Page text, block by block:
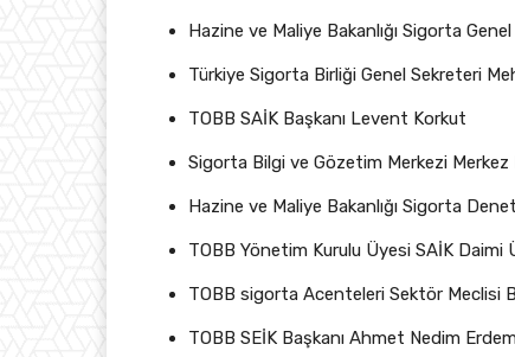
Hazine ve Maliye Bakanlığı Sigorta
Türkiye Sigorta Birliği Genel Sekreteri
TOBB SAİK Başkanı Levent Korkut
Sigorta Bilgi ve Gözetim Merkezi
Hazine ve Maliye Bakanlığı Sigorta
TOBB Yönetim Kurulu Üyesi SAİK Daimi
TOBB sigorta Acenteleri Sektör Meclisi
TOBB SEİK Başkanı Ahmet Nedim